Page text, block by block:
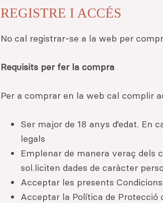
REGISTRE I ACCÉS
No cal registrar-se a la web per
Requisits per fer la compra
Per a comprar en la web cal complir
Ser major de 18 anys d’edat. En
legals
Emplenar de manera veraç dels
sol.liciten dades de caràcter
Acceptar les presents Condicions
Acceptar la Política de Protecció